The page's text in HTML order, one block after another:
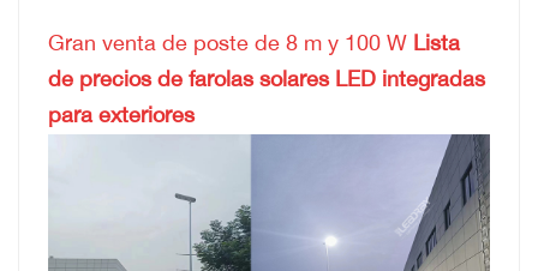
Gran venta de poste de 8 m y 100 W Lista
de precios de farolas solares LED integradas
para exteriores